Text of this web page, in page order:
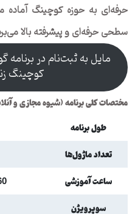
حرفه‌ای به حوزه کوچینگ
سطحی حرفه‌ای و پیشرفته بالا
مایل به ثبت‌نام در برنامه
کوچینگ
مختصات کلی برنامه (شیوه مجازی و
طول برنامه
تعداد ماژول‌ها
ساعت آموزشی
سوپرویژن